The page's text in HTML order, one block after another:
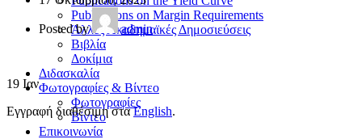
Publications on Margin Requirements
Άλλες Ακαδημαϊκές Δημοσιεύσεις
Βιβλία
Δοκίμια
Διδασκαλία
Φωτογραφίες & Βίντεο
Φωτογραφίες
Βίντεο
Επικοινωνία
Posted by admin
19 Ιαν
Εγγραφή διαθέσιμη σταEnglish.